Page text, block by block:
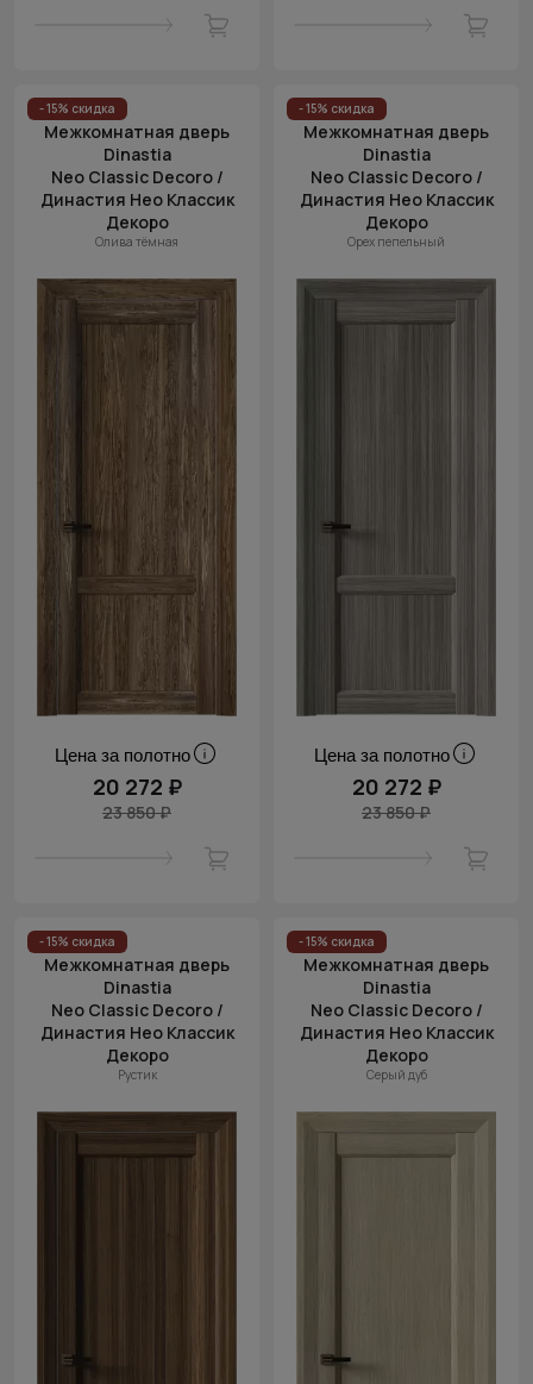
- 15% скидка
Межкомнатная дверь
Dinastia
Neo Classic Decoro /
Династия Нео Классик
Декоро
Олива тёмная
Цена за полотно
20 272 ₽
23 850 ₽
- 15% скидка
Межкомнатная дверь
Dinastia
Neo Classic Decoro /
Династия Нео Классик
Декоро
Орех пепельный
Цена за полотно
20 272 ₽
23 850 ₽
- 15% скидка
Межкомнатная дверь
Dinastia
Neo Classic Decoro /
Династия Нео Классик
Декоро
Рустик
- 15% скидка
Межкомнатная дверь
Dinastia
Neo Classic Decoro /
Династия Нео Классик
Декоро
Серый дуб